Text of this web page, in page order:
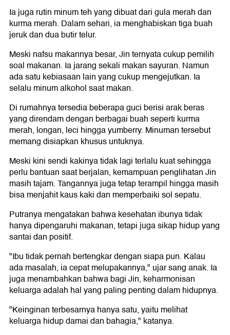
Ia juga rutin minum teh yang dibuat dari gula merah dan
kurma merah. Dalam sehari, ia menghabiskan tiga buah
jeruk dan dua butir telur.
Meski nafsu makannya besar, Jin ternyata cukup pemilih
soal makanan. Ia jarang sekali makan sayuran. Namun
ada satu kebiasaan lain yang cukup mengejutkan. Ia
selalu minum alkohol saat makan.
Di rumahnya tersedia beberapa guci berisi arak beras
yang direndam dengan berbagai buah seperti kurma
merah, longan, leci hingga yumberry. Minuman tersebut
memang disiapkan khusus untuknya.
Meski kini sendi kakinya tidak lagi terlalu kuat sehingga
perlu bantuan saat berjalan, kemampuan penglihatan Jin
masih tajam. Tangannya juga tetap terampil hingga masih
bisa menjahit kaus kaki dan memperbaiki sol sepatu.
Putranya mengatakan bahwa kesehatan ibunya tidak
hanya dipengaruhi makanan, tetapi juga sikap hidup yang
santai dan positif.
"Ibu tidak pernah bertengkar dengan siapa pun. Kalau
ada masalah, ia cepat melupakannya," ujar sang anak. Ia
juga menambahkan bahwa bagi Jin, keharmonisan
keluarga adalah hal yang paling penting dalam hidupnya.
"Keinginan terbesarnya hanya satu, yaitu melihat
keluarga hidup damai dan bahagia," katanya.